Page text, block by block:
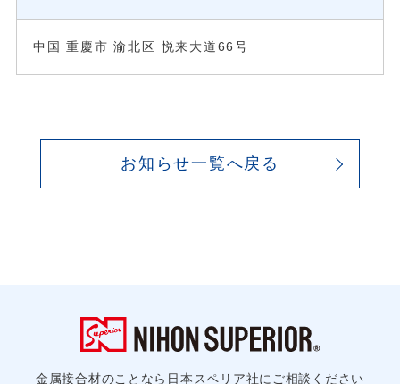
中国 重慶市 渝北区 悦来大道66号
お知らせ一覧へ戻る
金属接合材のことなら日本スペリア社にご相談ください